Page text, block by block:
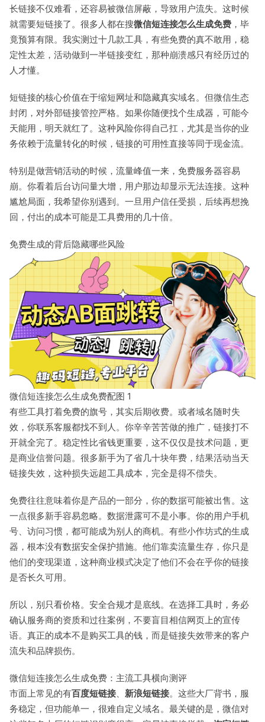
长链接不仅难看，还容易被微信屏蔽，导致用户流失。这时候
就需要短链接了。很多人都在搜微信短连接怎么生成免费 ，毕
竟预算有限。我实测过十几款工具，有些免费的真不敢用，稳
定性太差，活动做到一半链接变红，那种崩溃感只有经历过的
人才懂。
短链接的核心价值在于缩短网址和隐藏真实域名。但微信生态
封闭，对外部链接管控严格。如果你随便找个生成器，可能今
天能用，明天就红了。这种风险你得自己扛，尤其是当你的业
务依赖于流量转化的时候，链接的可用性直接等同于现金流。
特别是做营销活动的时候，流量峰值一来，免费服务器容易
崩。你看着后台访问量大增，用户那边却显示无法连接。这种
尴尬局面，我希望你别遇到。一旦用户信任受损，后续再想挽
回，付出的成本可能是工具费用的几十倍。
免费生成的背后隐藏哪些风险
微信短连接怎么生成免费配图 1
有些工具打着免费的旗号，其实后期收费。或者域名随时失
效，你联系客服都找不到人。你辛辛苦苦做的推广，链接打不
开就全完了。稳定性比省钱更重要，这不仅仅是技术问题，更
是商业信誉问题。很多新手为了省几十块年费，结果活动当天
链接失效，这种损失远超工具成本，完全是得不偿失。
免费往往意味着你是产品的一部分，你的数据可能被出售。这
一点很多新手容易忽略。数据泄露可不是小事。你的用户手机
号、访问习惯，都可能成为别人的商机。有些小作坊式的生成
器，根本没有数据安全保护措施。他们靠卖流量生存，你只是
他们的变现渠道，这种商业模式决定了他们不会在乎你的链接
是否长久可用。
所以，别只看价格。安全合规才是底线。在选择工具时，务必
确认服务商的资质和过往案例，不要盲目相信网页上的宣传
语。真正的成本不是购买工具的钱，而是链接失效带来的客户
流失和品牌损伤。
微信短连接怎么生成免费：主流工具横向测评
市面上常见的有百度短链接、 新浪短链接。这些大厂背书，服
务稳定，但功能单一，很难自定义域名。最关键的是，微信对